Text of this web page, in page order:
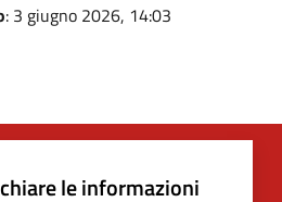
: 3 giugno 2026, 14:03
le informazioni